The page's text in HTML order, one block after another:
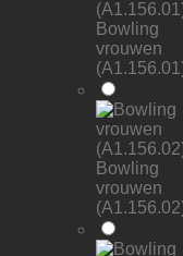
Bowling
vrouwen
Bowling
vrouwen